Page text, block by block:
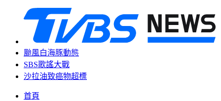
颱風白海豚動態
SBS歌謠大戰
沙拉油致癌物超標
首頁